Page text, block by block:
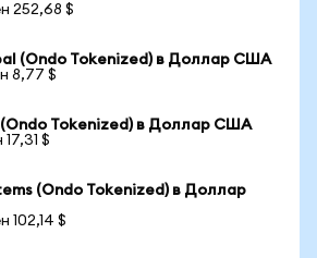
252,68 $
(Ondo Tokenized) в Доллар США
8,77 $
(Ondo Tokenized) в Доллар США
$
(Ondo Tokenized) в Доллар
102,14 $